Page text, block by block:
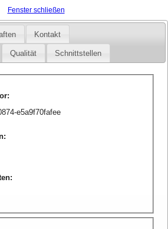
Fenster schließen
Kontakt
Qualität Schnittstellen
:
e5a9f70fafee
:
: